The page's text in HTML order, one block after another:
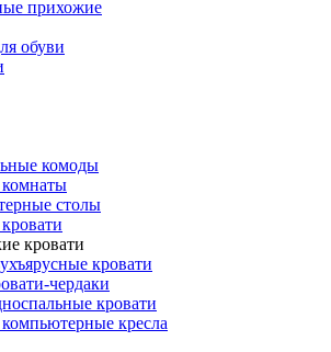
прихожие
обуви
комоды
комнаты
столы
кровати
кровати
чердаки
кровати
кресла